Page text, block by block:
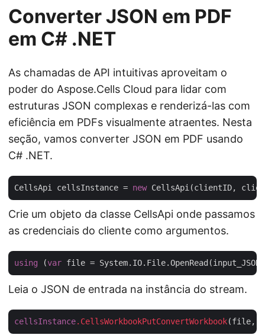
Converter JSON em PDF
em C# .NET
As chamadas de API intuitivas aproveitam o
poder do Aspose.Cells Cloud para lidar com
estruturas JSON complexas e renderizá-las com
eficiência em PDFs visualmente atraentes. Nesta
seção, vamos converter JSON em PDF usando
C# .NET.
CellsApi cellsInstance = new
Crie um objeto da classe CellsApi onde passamos
as credenciais do cliente como argumentos.
using (var
Leia o JSON de entrada na instância do stream.
cellsInstance.CellsWorkbookPutConvertWorkbook(file,